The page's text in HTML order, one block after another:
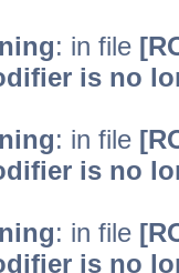
: in file
is no
: in file
is no
: in file
is no